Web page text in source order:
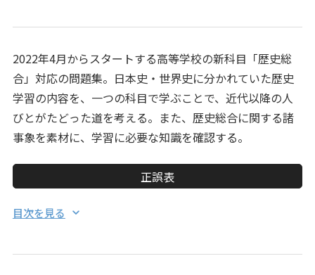
2022年4月からスタートする高等学校の新科目「歴史総
合」対応の問題集。日本史・世界史に分かれていた歴史
学習の内容を、一つの科目で学ぶことで、近代以降の人
びとがたどった道を考える。また、歴史総合に関する諸
事象を素材に、学習に必要な知識を確認する。
正誤表
目次を見る